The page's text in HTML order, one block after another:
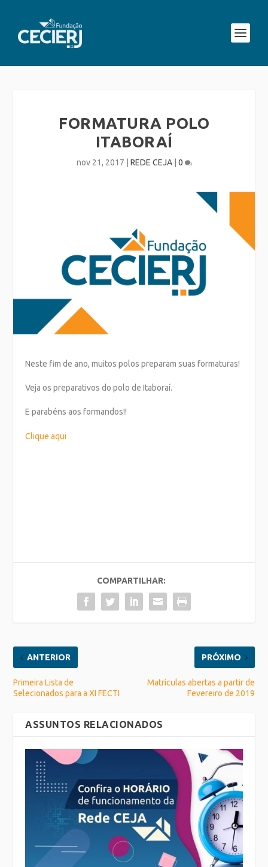
FORMATURA POLO
ITABORAÍ
nov 21, 2017 REDE CEJA| 0
Neste fim de ano, muitos polos preparam suas formaturas!
Veja os preparativos do polo de Itaboraí.
E parabéns aos formandos!!
Clique aqui
COMPARTILHAR:
ANTERIOR
Primeira Lista de
Selecionados para a XI FECTI
PRÓXIMO
Matrículas abertas a partir de
Fevereiro de 2019
ASSUNTOS RELACIONADOS